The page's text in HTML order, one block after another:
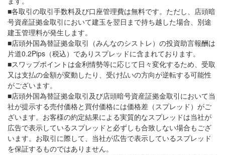
■各取引の取引手数料及び口座管理費は無料です。ただし、店頭暗
号資産証拠金取引において建玉を翌日まで持ち越した場合、別途
建玉管理料が発生します。
■店頭外国為替証拠金取引（みんなのシストレ）の投資助言報酬は
片道0.2Pips（税込）でありスプレッドに含まれております。
■スワップポイントは金利情勢等に応じて日々変化するため、受取
又は支払の金額が変動したり、受け払いの方向が逆転する可能性
がございます。
■店頭外国為替証拠金取引及び店頭暗号資産証拠金取引において当
社が提示する売付価格と買付価格には価格差（スプレッド）がご
ざいます。お客様の約定結果による実質的なスプレッドは当社が
広告で表示しているスプレッドと必ずしも合致しない場合もござ
います。お取引に際して、当社が広告で表示しているスプレッド
を保証するものではありません。